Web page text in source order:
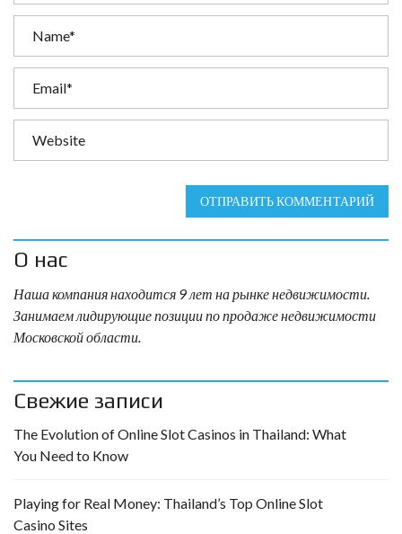
ОТПРАВИТЬ КОММЕНТАРИЙ
О нас
Наша компания находится 9 лет на рынке недвижимости.
Занимаем лидирующие позиции по продаже недвижимости
Московской области.
Свежие записи
The Evolution of Online Slot Casinos in Thailand: What
You Need to Know
Playing for Real Money: Thailand’s Top Online Slot
Casino Sites